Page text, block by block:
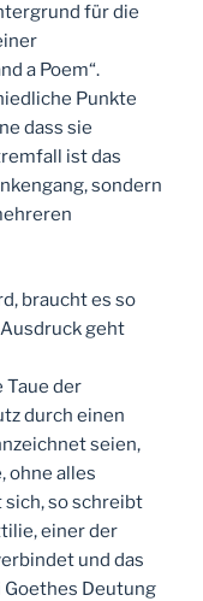
für die
a Poem“.
Punkte
dass sie
ist das
sondern
braucht es so
geht
Taue der
durch einen
seien,
ohne alles
sich, so schreibt
einer der
und das
Goethes Deutung